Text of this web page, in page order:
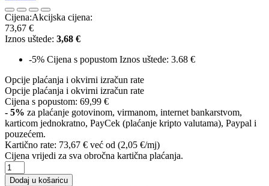
Cijena:Akcijska cijena:
73,67 €
Iznos uštede: 3,68 €
-5% Cijena s popustom Iznos uštede: 3.68 €
Opcije plaćanja i okvirni izračun rate
Opcije plaćanja i okvirni izračun rate
Cijena s popustom: 69,99 €
- 5% za plaćanje gotovinom, virmanom, internet bankarstvom,
karticom jednokratno, PayCek (plaćanje kripto valutama), Paypal i
pouzećem.
Kartično rate: 73,67 € već od (2,05 €/mj)
Cijena vrijedi za sva obročna kartična plaćanja.
Dodaj u košaricu